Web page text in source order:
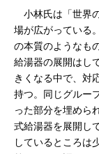
小林氏は「世界
場が広がっている
の本質のようなも
給湯器の展開はし
きくなる中で、対
持つ。同じグルー
った部分を埋めら
式給湯器を展開し
しているところは